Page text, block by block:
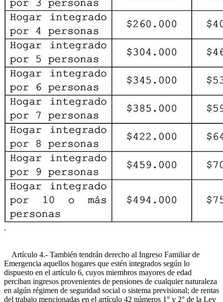
.
Artículo 4.- También tendrán derecho al Ingreso Familiar de
Emergencia aquellos hogares que estén integrados según lo
dispuesto en el artículo 6, cuyos miembros mayores de edad
perciban ingresos provenientes de pensiones de cualquier naturaleza
en algún régimen de seguridad social o sistema previsional; de rentas
del trabajo mencionadas en el artículo 42 números 1° y 2° de la Ley